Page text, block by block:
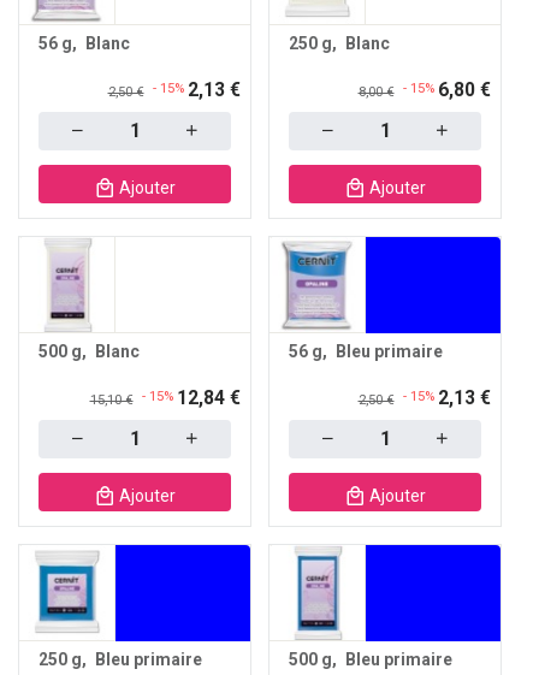
56 g Blanc
2,50 € - 15% 2,13 €
Ajouter
250 g Blanc
8,00 € - 15% 6,80 €
Ajouter
500 g Blanc
15,10 € - 15% 12,84 €
Ajouter
56 g Bleu primaire
2,50 € - 15% 2,13 €
Ajouter
250 g Bleu primaire 500 g Bleu primaire